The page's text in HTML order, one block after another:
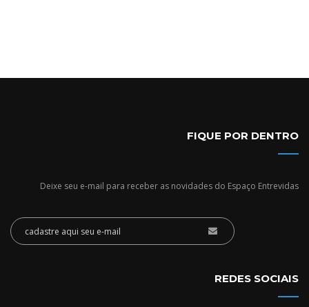
FIQUE POR DENTRO
Deixe seu e-mail para receber as novidades do Espaço Entrevidas
REDES SOCIAIS